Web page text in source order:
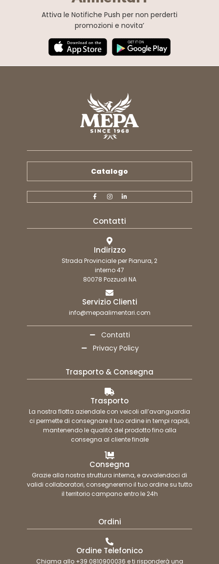
Attiva le Notifiche Push per non perderti
promozioni e novita’
Catalogo
Contatti
Indirizzo
Strada Provinciale per Pianura, 2
interno 47
80078 Pozzuoli NA
Servizio Clienti
info@mepaalimentari.com
Contatti
Privacy Policy
Trasporto & Consegna
Trasporto
La nostra flotta aziendale con veicoli all’avanguardia
ci permette di consegnare il tuo ordine in tempi rapidi,
mantenendo le qualità del prodotto fino alla
consegna al cliente finale
Consegna
Grazie alla nostra struttura interna, e avvalendoci di
validi collaboratori, consegneremo il tuo ordine su tutto
il territorio campano entro le 24h
Ordini
Ordine Telefonico
Chiama allo +39 0810900036 e ti risponderà una